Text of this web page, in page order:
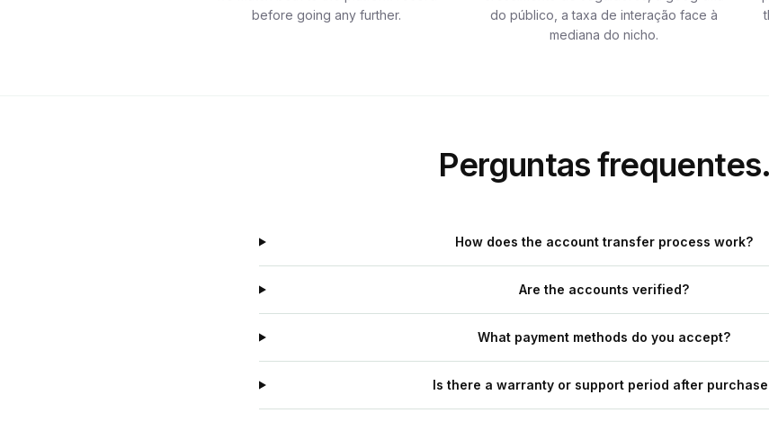
before going any further.
do público, a taxa de interação face à
mediana do nicho.
Perguntas frequentes.
How does the account transfer process work?
Are the accounts verified?
What payment methods do you accept?
Is there a warranty or support period after